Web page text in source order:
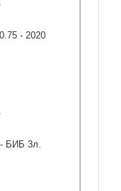
- 2020
БИБ 3л.